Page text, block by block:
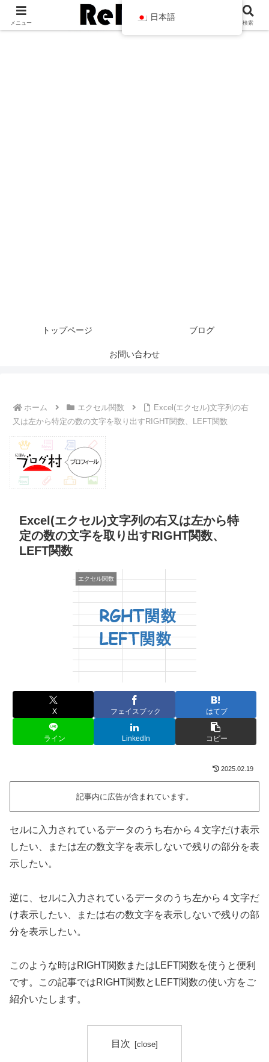
トップページ ブログ
お問い合わせ
ホーム エクセル関数
Excel(エクセル)文字列の右
又は左から特定の数の文字を取り出すRIGHT関数、LEFT関数
Excel(エクセル)文字列の右又は左から特
定の数の文字を取り出すRIGHT関数、
LEFT関数
エクセル関数
X フェイスブック はてブ
ライン LinkedIn コピー
2025.02.19
記事内に広告が含まれています。
セルに入力されているデータのうち右から４文字だけ表示
したい、または左の数文字を表示しないで残りの部分を表
示したい。
逆に、セルに入力されているデータのうち左から４文字だ
け表示したい、または右の数文字を表示しないで残りの部
分を表示したい。
このような時はRIGHT関数またはLEFT関数を使うと便利
です。この記事ではRIGHT関数とLEFT関数の使い方をご
紹介いたします。
目次
メニュー 検索
日本語